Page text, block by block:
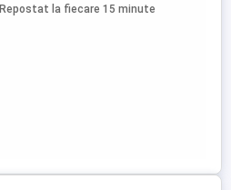
Repostat la fiecare 15 minute